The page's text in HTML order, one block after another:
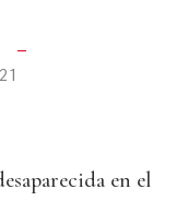
—
en el